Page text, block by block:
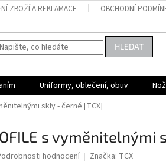
ZBOŽÍ A REKLAMACE OBCHODNÍ
HLEDAT
Uniformy, oblečení, obuv
skly - černé [TCX]
s vyměnitelnými
hodnocení Značka: TCX